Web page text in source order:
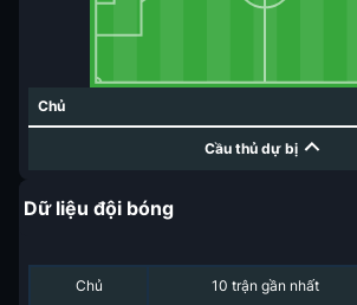
Chủ
Cầu thủ dự bị
Dữ liệu đội bóng
Chủ 10 trận gần nhất